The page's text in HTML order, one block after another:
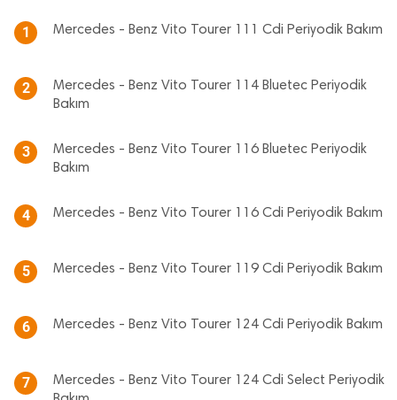
1 Mercedes - Benz Vito Tourer 111 Cdi Periyodik Bakım
2
Mercedes - Benz Vito Tourer 114 Bluetec Periyodik
Bakım
3
Mercedes - Benz Vito Tourer 116 Bluetec Periyodik
Bakım
4 Mercedes - Benz Vito Tourer 116 Cdi Periyodik Bakım
5 Mercedes - Benz Vito Tourer 119 Cdi Periyodik Bakım
6 Mercedes - Benz Vito Tourer 124 Cdi Periyodik Bakım
7
Mercedes - Benz Vito Tourer 124 Cdi Select Periyodik